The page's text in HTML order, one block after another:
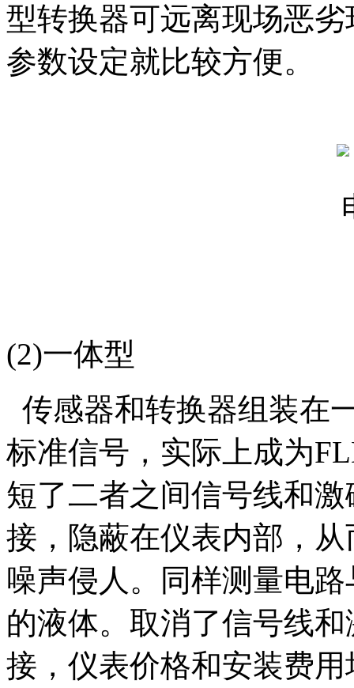
型转换器可远离现场恶
参数设定就比较方便。
(2)一体型
传感器和转换器组装在
标准信号，实际上成为
短了二者之间信号线和
接，隐蔽在仪表内部，
噪声侵人。同样测量电
的液体。取消了信号线
接，仪表价格和安装费